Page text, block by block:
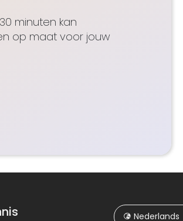
minuten kan
op maat voor jouw
Nederlands